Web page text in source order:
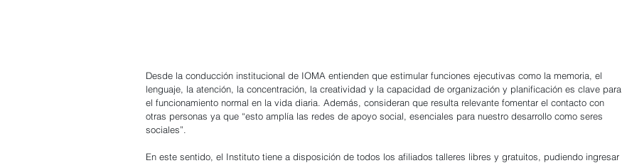
Desde la conducción institucional de IOMA entienden que estimular funciones ejecutivas como la memoria, el
lenguaje, la atención, la concentración, la creatividad y la capacidad de organización y planificación es clave para
el funcionamiento normal en la vida diaria. Además, consideran que resulta relevante fomentar el contacto con
otras personas ya que “esto amplía las redes de apoyo social, esenciales para nuestro desarrollo como seres
sociales”.
En este sentido, el Instituto tiene a disposición de todos los afiliados talleres libres y gratuitos, pudiendo ingresar